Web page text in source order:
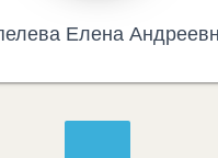
Елена